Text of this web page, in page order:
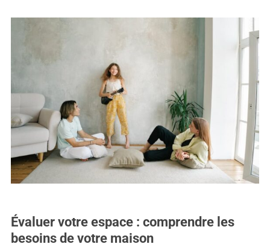
Évaluer votre espace : comprendre les
besoins de votre maison